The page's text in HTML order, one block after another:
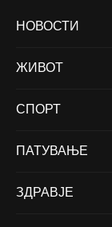
НОВОСТИ
ЖИВОТ
СПОРТ
ПАТУВАЊЕ
ЗДРАВЈЕ